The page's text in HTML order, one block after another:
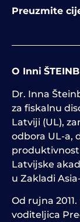
Preuzmite
O Inni
Dr. Inna
za fiskalnu
Latviji (UL),
odbora UL-a,
Latvijske
u Zakladi
Od rujna
voditeljica